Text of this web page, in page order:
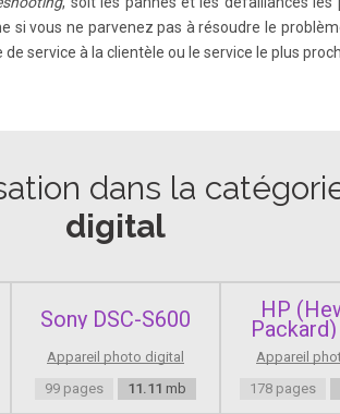
ed by the following icons.
use is prohibited. The electromagnetic waves
may be emitted from the flash. This is due to the h
cot ton swab to remove dirt, dust or other foreign
vous ne parvenez pas à résoudre le
service à la clientèle ou le service le plus
dans la
digital
Sony DSC-S600
Appareil photo digital
99 pages
11.11 mb
HP
Appareil
178 pages